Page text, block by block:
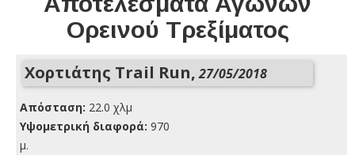
Ορεινού Τρεξίματος
Χορτιάτης Trail Run,27/05/2018
Απόσταση: 22.0 χλμ
Yψομετρική διαφορά: 970
μ.